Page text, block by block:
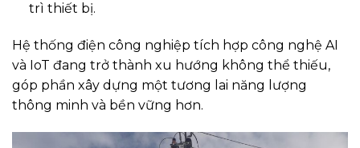
trì thiết bị.
Hệ thống điện công nghiệp tích hợp công nghệ AI
và IoT đang trở thành xu hướng không thể thiếu,
góp phần xây dựng một tương lai năng lượng
thông minh và bền vững hơn.